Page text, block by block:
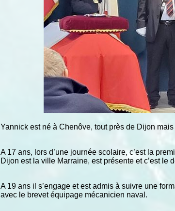
Yannick est né à Chenôve, tout près de Dijon
A 17 ans, lors d’une journée scolaire, c’est la
Dijon est la ville Marraine, est présente et c’est le
A 19 ans il s’engage et est admis à suivre une
avec le brevet équipage mécanicien naval.